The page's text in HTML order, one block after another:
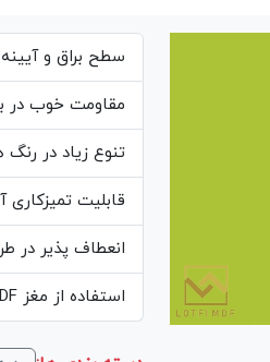
سطح براق و
مقاومت خوب
تنوع زیاد در
قابلیت
انعطاف پذیر در
استفاده از مغز MDF با کیفیت و روکش ضد تغییر رنگ